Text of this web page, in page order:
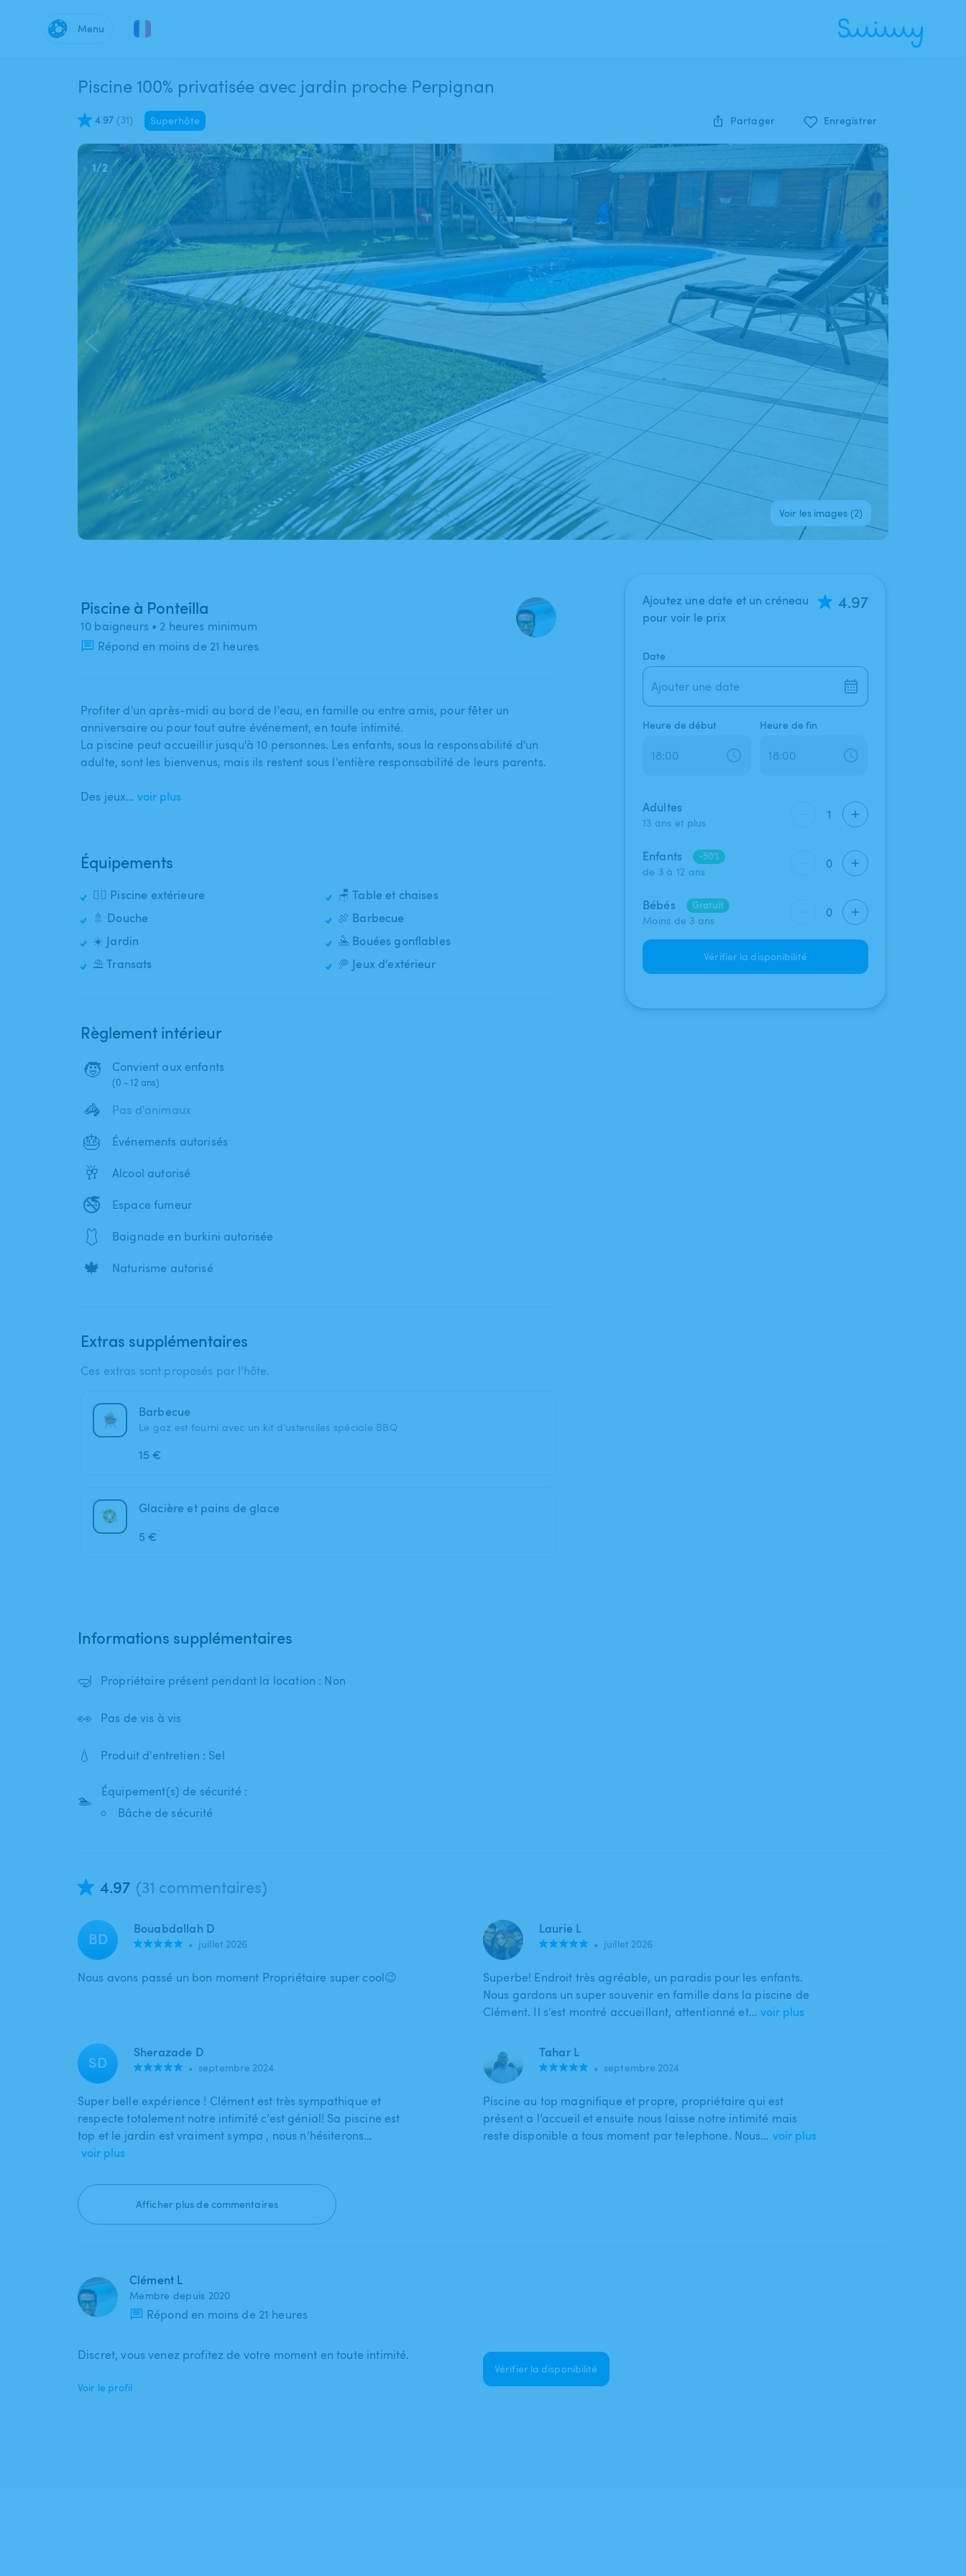
Menu
Piscine 100% privatisée avec jardin proche Perpignan
4.97 (31) Superhôte Partager Enregistrer
1/2
Voir les images (2)
Piscine à Ponteilla
10 baigneurs • 2 heures minimum
Répond en moins de 21 heures
Profiter d'un après-midi au bord de l'eau​,​ en famille ou entre amis​,​ pour fêter un
anniversaire ou pour tout autre événement​,​ en toute intimité.
La piscine peut accueillir jusqu'à 10 personnes. Les enfants​,​ sous la responsabilité d'un
adulte​,​ sont les bienvenus​​,​​ mais ils restent sous l'entière responsabilité de leurs parents.
Des jeux… voir plus
Équipements
🏊‍♂️ Piscine extérieure
🚿 Douche
☀️ Jardin
⛱️ Transats
🪑 Table et chaises
🍖 Barbecue
🤽 Bouées gonflables
🥏 Jeux d'extérieur
Règlement intérieur
🧒 Convient aux enfants
(0 - 12 ans)
🦓 Pas d'animaux
🎂 Événements autorisés
🥂 Alcool autorisé
🚭 Espace fumeur
🩱 Baignade en burkini autorisée
🍁 Naturisme autorisé
Extras supplémentaires
Ces extras sont proposés par l'hôte.
Barbecue
Le gaz est fourni avec un kit d’ustensiles spéciale BBQ
15 €
Glacière et pains de glace
5 €
Ajoutez une date et un créneau
pour voir le prix
4.97
Date
Ajouter une date
Heure de début Heure de fin
Adultes
13 ans et plus
1
Enfants
-50%
de 3 à 12 ans
0
Bébés
Gratuit
Moins de 3 ans
0
Vérifier la disponibilité
Informations supplémentaires
🤿 Propriétaire présent pendant la location : Non
👀 Pas de vis à vis
💧 Produit d'entretien : Sel
🏊
Équipement(s) de sécurité :
Bâche de sécurité
4.97 (31 commentaires)
BD Bouabdallah D
• juillet 2026
Nous avons passé un bon moment Propriétaire super cool😉
Laurie L
• juillet 2026
Superbe! Endroit très agréable, un paradis pour les enfants.
Nous gardons un super souvenir en famille dans la piscine de
Clément. Il s'est montré accueillant, attentionné et… voir plus
SD Sherazade D
• septembre 2024
Super belle expérience ! Clément est très sympathique et
respecte totalement notre intimité c’est génial! Sa piscine est
top et le jardin est vraiment sympa , nous n’hésiterons…
voir plus
Tahar L
• septembre 2024
Piscine au top magnifique et propre, propriétaire qui est
présent a l’accueil et ensuite nous laisse notre intimité mais
reste disponible a tous moment par telephone. Nous… voir plus
Afficher plus de commentaires
Clément L
Membre depuis 2020
Répond en moins de 21 heures
Discret, vous venez profitez de votre moment en toute intimité.
Voir le profil
Vérifier la disponibilité